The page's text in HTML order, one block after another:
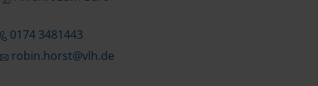
0174 3481443
robin.horst@vlh.de